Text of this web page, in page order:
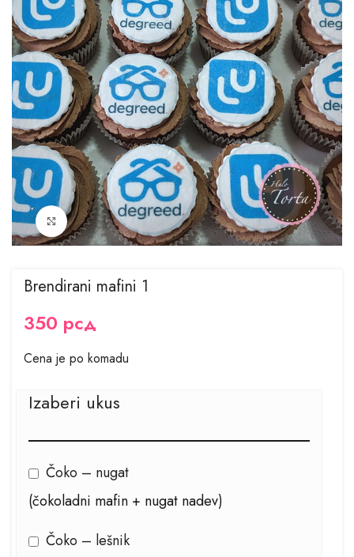
Kliknite za uvećanje
Brendirani mafini 1
350 рсд
Cena je po komadu
Izaberi ukus
Čoko – nugat
(čokoladni mafin + nugat nadev)
Čoko – lešnik